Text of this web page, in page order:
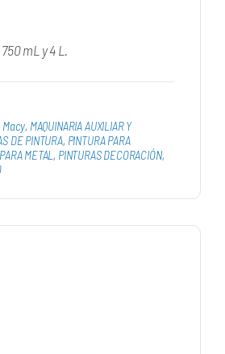
mL y 4 L.
Macy, MAQUINARIA AUXILIAR Y
DE PINTURA, PINTURA PARA
METAL , PINTURAS DECORACIÓN,